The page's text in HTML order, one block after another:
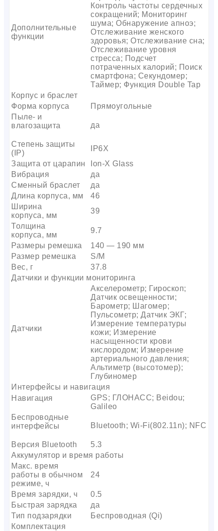
Дополнительные
функции
Контроль частоты сердечных
сокращений; Мониторинг
шума; Обнаружение апноэ;
Отслеживание женского
здоровья; Отслеживание сна;
Отслеживание уровня
стресса; Подсчет
потраченных калорий; Поиск
смартфона; Секундомер;
Таймер; Функция Double Tap
Корпус и браслет
Форма корпуса
Прямоугольные
Пыле- и
влагозащита
да
Степень защиты
(IP)
IP6X
Защита от царапин
Ion-X Glass
Вибрация
да
Сменный браслет
да
Длина корпуса, мм
46
Ширина
корпуса, мм
39
Толщина
корпуса, мм
9.7
Размеры ремешка
140 — 190 мм
Размер ремешка
S/M
Вес, г
37.8
Датчики и функции мониторинга
Датчики
Акселерометр; Гироскоп;
Датчик освещенности;
Барометр; Шагомер;
Пульсометр; Датчик ЭКГ;
Измерение температуры
кожи; Измерение
насыщенности крови
кислородом; Измерение
артериального давления;
Альтиметр (высотомер);
Глубиномер
Интерфейсы и навигация
Навигация
GPS; ГЛОНАСС; Beidou;
Galileo
Беспроводные
интерфейсы
Bluetooth; Wi-Fi(802.11n); NFC
Версия Bluetooth
5.3
Аккумулятор и время работы
Макс. время
работы в обычном
режиме, ч
24
Время зарядки, ч
0.5
Быстрая зарядка
да
Тип подзарядки
Беспроводная (Qi)
Комплектация